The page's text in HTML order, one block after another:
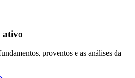
ativo
proventos e as análises da